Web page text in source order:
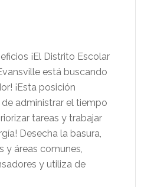
¡El Distrito Escolar
está buscando
¡Esta posición
administrar el tiempo
tareas y trabajar
Desecha la basura,
y áreas comunes,
y utiliza de